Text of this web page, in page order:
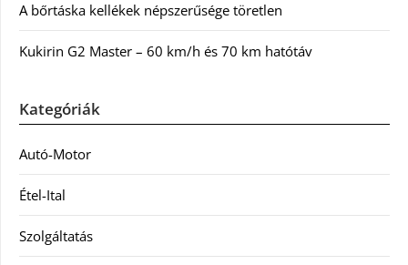
A bőrtáska kellékek népszerűsége töretlen
Kukirin G2 Master – 60 km/h és 70 km hatótáv
Kategóriák
Autó-Motor
Étel-Ital
Szolgáltatás